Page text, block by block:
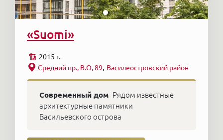
«Suomi»
2015 г.
Средний пр., В.O, 89
Василеостровский район
Современный дом Рядом известные
архитектурные памятники
Васильевского острова